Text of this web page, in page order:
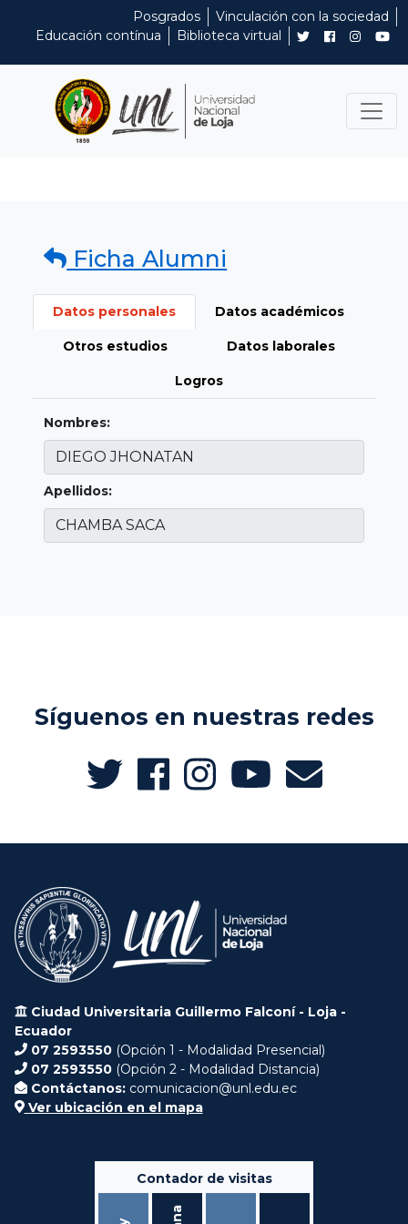
Posgrados
Vinculación con la sociedad
Educación contínua
Biblioteca virtual
Ficha Alumni
Datos personales Datos académicos
Otros estudios Datos laborales
Logros
Nombres:
Apellidos:
Síguenos en nuestras redes
Ciudad Universitaria Guillermo Falconí - Loja -
Ecuador
07 2593550 (Opción 1 - Modalidad Presencial)
07 2593550 (Opción 2 - Modalidad Distancia)
Contáctanos: comunicacion@unl.edu.ec
Ver ubicación en el mapa
Contador de visitas